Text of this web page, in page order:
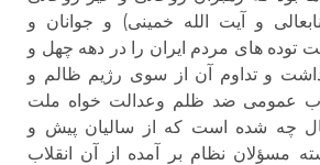
و آیت الله خمینی) و جوانان و
توده های مردم ایران را در دهه چهل و
و تداوم آن از سوی رژیم ظالم و
عمومی ضد ظلم وعدالت خواه ملت
چه شده است که از سالیان پیش و
مسؤلان نظام بر آمده از آن انقلاب